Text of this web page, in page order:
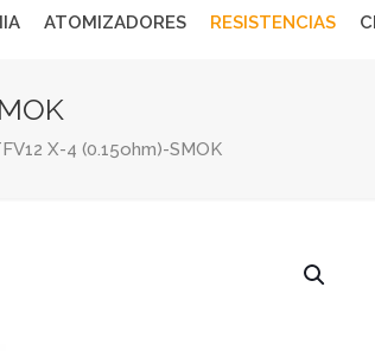
ATOMIZADORES RESISTENCIAS
X-4 (0.15ohm)-SMOK